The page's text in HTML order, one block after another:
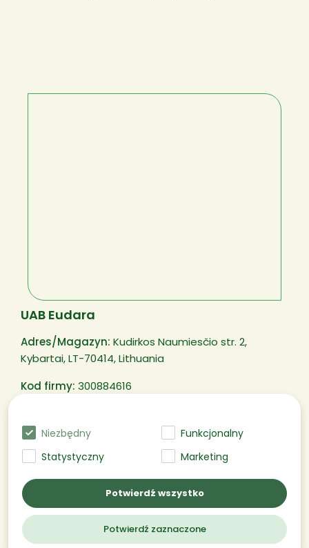
UAB Eudara
Adres/Magazyn: Kudirkos Naumiesčio str. 2,
Kybartai, LT-70414, Lithuania
Kod firmy: 300884616
@EUDARA Wszelkie prawa zastrzeżone
2026
Niezbędny
Funkcjonalny
Statystyczny
Marketing
Potwierdź zaznaczone
Potwierdź wszystko